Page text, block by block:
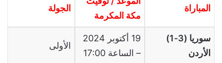
المباراة
مكة المكرمة
الجولة
سوريا (3-1)
الأردن
19 أكتوبر 2024
– الساعة 17:00
الأولى